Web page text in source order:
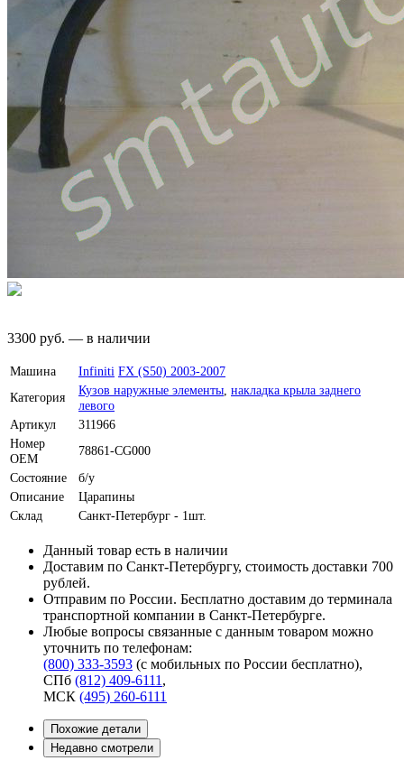
3300 руб. — в наличии
Машина Infiniti FX (S50) 2003-2007
Категория
Кузов наружные элементы накладка крыла заднего
левого
Артикул
311966
Номер
OEM
78861-CG000
Состояние
б/у
Описание
Царапины
Склад
Санкт-Петербург - 1шт.
Данный товар есть в наличии
Доставим по Санкт-Петербургу, стоимость доставки 700
рублей.
Отправим по России. Бесплатно доставим до терминала
транспортной компании в Санкт-Петербурге.
Любые вопросы связанные с данным товаром можно
уточнить по телефонам:
(800) 333-3593 (с мобильных по России бесплатно),
СПб (812) 409-6111 ,
МСК (495) 260-6111
Похожие детали
Недавно смотрели